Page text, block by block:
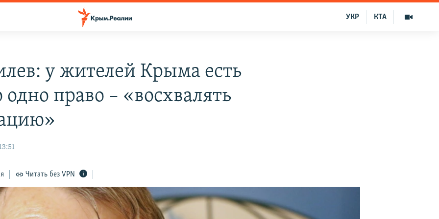
КТА
УКР
у жителей Крыма есть
одно право – «восхвалять
Читать без VPN